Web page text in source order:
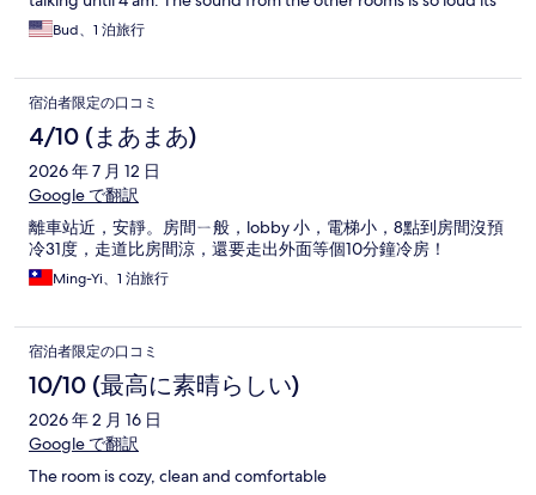
like they are in the same room with you.
Bud、1 泊旅行
宿泊者限定の口コミ
4/10 (まあまあ)
2026 年 7 月 12 日
Google で翻訳
離車站近，安靜。房間ㄧ般，lobby 小，電梯小，8點到房間沒預
冷31度，走道比房間涼，還要走出外面等個10分鐘冷房！
Ming-Yi、1 泊旅行
宿泊者限定の口コミ
10/10 (最高に素晴らしい)
2026 年 2 月 16 日
Google で翻訳
The room is cozy, clean and comfortable